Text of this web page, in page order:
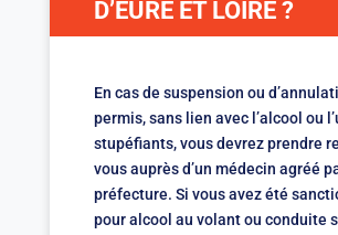
D’EURE ET LOIRE ?
En cas de suspension ou
permis, sans lien avec l’alcool ou
stupéfiants, vous devrez prendre
vous auprès d’un médecin agréé
préfecture. Si vous avez été
pour alcool au volant ou conduite